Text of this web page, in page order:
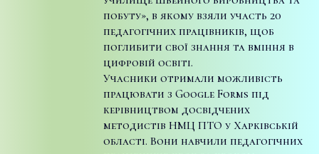
побуту», в якому взяли участь 20
педагогічних працівників, щоб
поглибити свої знання та вміння в
цифровій освіті.
Учасники отримали можливість
працювати з Google Forms під
керівництвом досвідчених
методистів НМЦ ПТО у Харківській
області. Вони навчили педагогічних